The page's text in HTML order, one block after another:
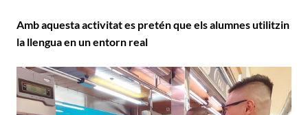
Amb aquesta activitat es pretén que els alumnes utilitzin
la llengua en un entorn real